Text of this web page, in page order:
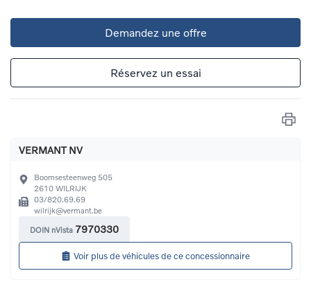
Demandez une offre
Réservez un essai
VERMANT NV
Boomsesteenweg 505
2610 WILRIJK
03/820.69.69
wilrijk@vermant.be
DOIN nVista 7970330
Voir plus de véhicules de ce concessionnaire